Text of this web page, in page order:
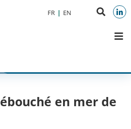
FR EN
en mer de